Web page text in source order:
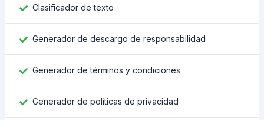
Clasificador de texto
Generador de descargo de responsabilidad
Generador de términos y condiciones
Generador de políticas de privacidad